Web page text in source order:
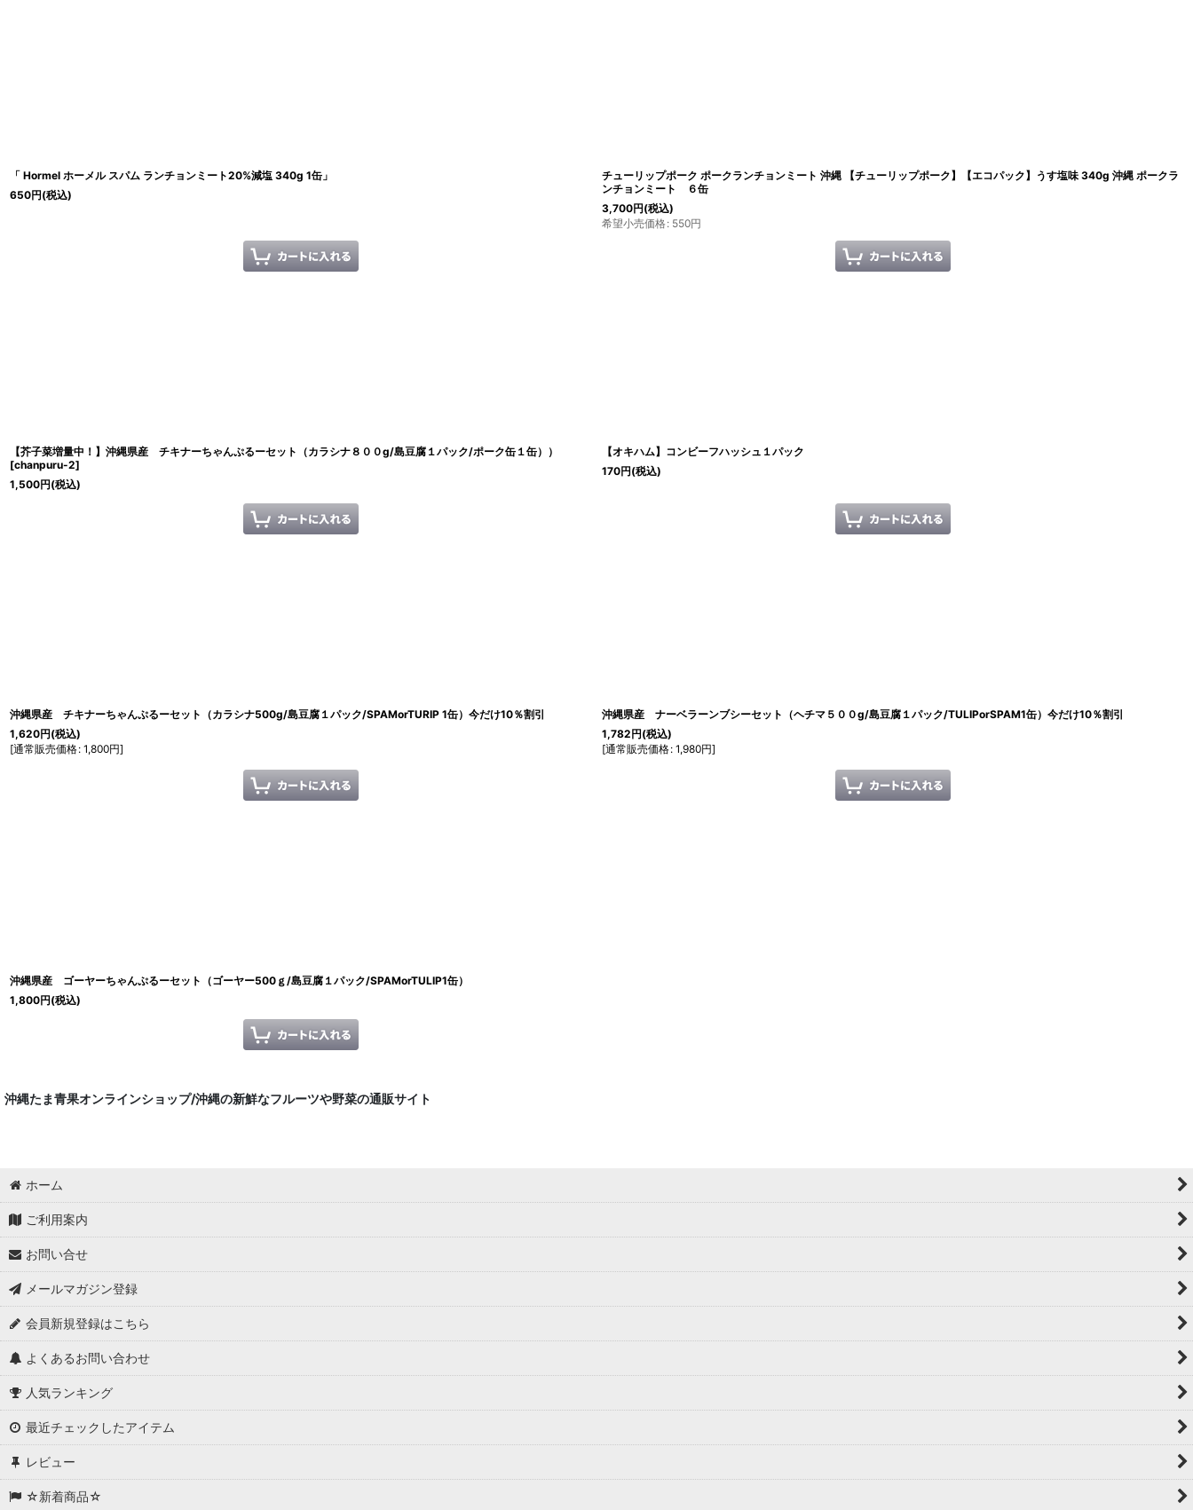
「 Hormel ホーメル スパム ランチョンミート20%減塩 340g 1缶」
650円(税込)
チューリップポーク ポークランチョンミート 沖縄 【チューリップポーク】【エコパック】うす塩味 340g 沖縄 ポークラ
ンチョンミート ６缶
3,700円(税込)
希望小売価格: 550円
【芥子菜増量中！】沖縄県産 チキナーちゃんぷるーセット（カラシナ８００g/島豆腐１パック/ポーク缶１缶））
[chanpuru-2]
1,500円(税込)
【オキハム】コンビーフハッシュ１パック
170円(税込)
沖縄県産 チキナーちゃんぷるーセット（カラシナ500g/島豆腐１パック/SPAMorTURIP 1缶）今だけ10％割引
1,620円(税込)
[通常販売価格: 1,800円]
沖縄県産 ナーベラーンブシーセット（ヘチマ５００g/島豆腐１パック/TULIPorSPAM1缶）今だけ10％割引
1,782円(税込)
[通常販売価格: 1,980円]
沖縄県産 ゴーヤーちゃんぷるーセット（ゴーヤー500ｇ/島豆腐１パック/SPAMorTULIP1缶）
1,800円(税込)
沖縄たま青果オンラインショップ/沖縄の新鮮なフルーツや野菜の通販サイト
ホーム
ご利用案内
お問い合せ
メールマガジン登録
会員新規登録はこちら
よくあるお問い合わせ
人気ランキング
最近チェックしたアイテム
レビュー
☆新着商品☆